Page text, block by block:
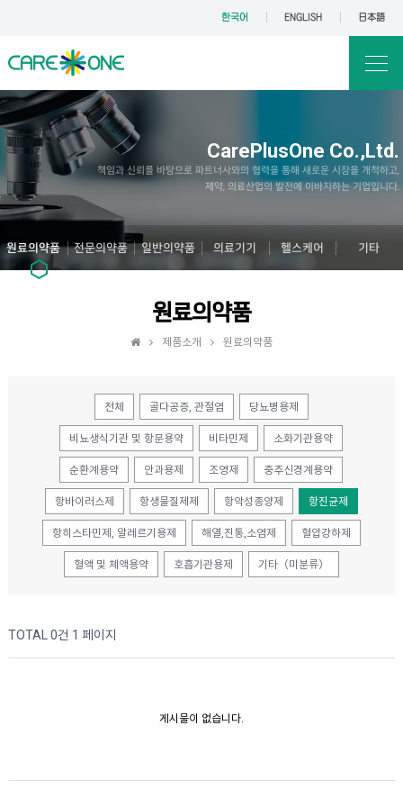
한국어 ENGLISH 日本語
CarePlusOne Co.,Ltd.
책임과 신뢰를 바탕으로 파트너사와의 협력을 통해 새로운 시장을 개척하고,
제약, 의료산업의 발전에 이바지하는 기업입니다.
원료의약품 전문의약품 일반의약품 의료기기 헬스케어 기타
원료의약품
제품소개 원료의약품
전체 골다공증, 관절염 당뇨병용제
비뇨생식기관 및 항문용약 비타민제 소화기관용약
순환계용약 안과용제 조영제 중추신경계용약
항바이러스제 항생물질제제 항악성종양제 항진균제
항히스타민제, 알레르기용제 해열,진통,소염제 혈압강하제
혈액 및 체액용약 호흡기관용제 기타（미분류）
TOTAL 0건 1 페이지
게시물이 없습니다.